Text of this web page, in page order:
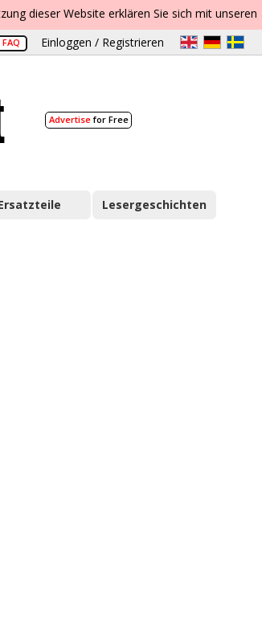
dieser Website erklären Sie sich mit unseren
FAQ Einloggen / Registrieren
Advertisefor Free
Lesergeschichten